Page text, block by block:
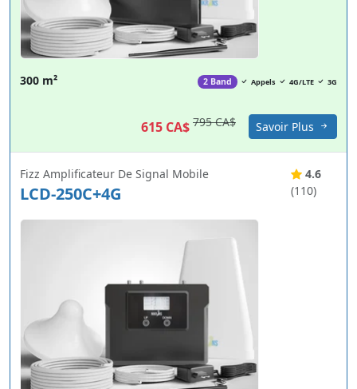
300 m² 2 Band Appels 4G/LTE 3G
615 CA$ 795 CA$ Savoir Plus
Fizz Amplificateur De Signal Mobile
LCD-250C+4G
4.6
(110)